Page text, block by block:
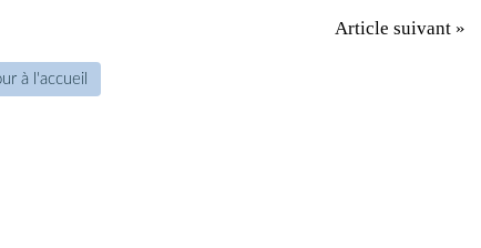
Article suivant »
à l'accueil